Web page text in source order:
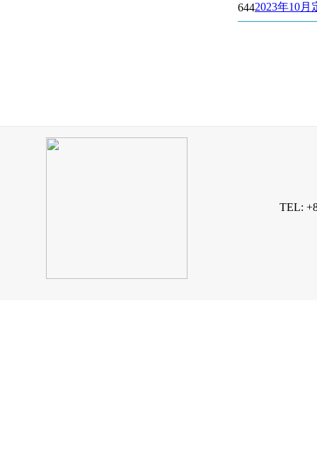
6442023年10月
TEL: